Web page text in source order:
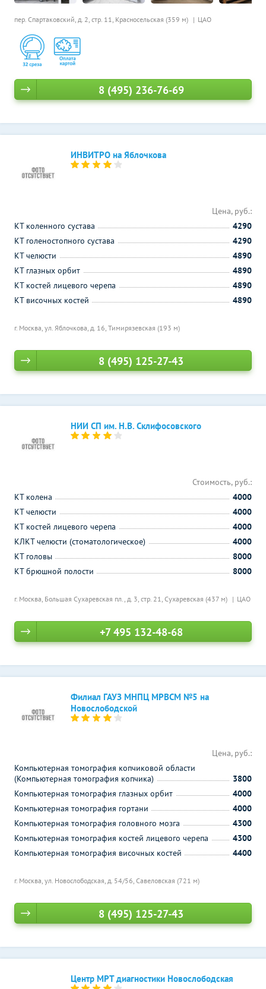
пер. Спартаковский, д. 2, стр. 11, Красносельская (359 м) ЦАО
8 (495) 236-76-69
ИНВИТРО на Яблочкова
г. Москва, ул. Яблочкова, д. 16, Тимирязевская (193 м)
Цена, руб.:
КТ коленного сустава
4290
КТ голеностопного сустава
4290
КТ челюсти
4890
КТ глазных орбит
4890
КТ костей лицевого черепа
4890
КТ височных костей
4890
8 (495) 125-27-43
НИИ СП им. Н.В. Склифосовского
г. Москва, Большая Сухаревская пл., д. 3, стр. 21, Сухаревская (437 м) ЦАО
Стоимость, руб.:
КТ колена
4000
КТ челюсти
4000
КТ костей лицевого черепа
4000
КЛКТ челюсти (стоматологическое)
4000
КТ головы
8000
КТ брюшной полости
8000
+7 495 132-48-68
Филиал ГАУЗ МНПЦ МРВСМ №5 на
Новослободской
г. Москва, ул. Новослободская, д. 54/56, Савеловская (721 м)
Цена, руб.:
Компьютерная томография копчиковой области
(Компьютерная томография копчика)
3800
Компьютерная томография глазных орбит
4000
Компьютерная томография гортани
4000
Компьютерная томография головного мозга
4300
Компьютерная томография костей лицевого черепа
4300
Компьютерная томография височных костей
4400
8 (495) 125-27-43
Центр МРТ диагностики Новослободская